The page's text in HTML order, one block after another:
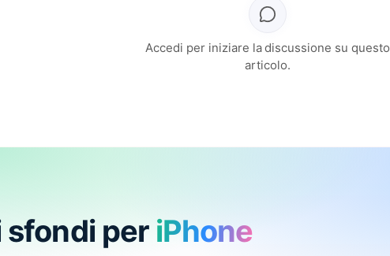
Accedi per iniziare la discussione su questo
articolo.
sfondi per iPhone